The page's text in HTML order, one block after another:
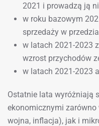
2021 i prowadzą ją
w roku bazowym
sprzedaży w
w latach 2021-2023
wzrost przychodów
w latach 2021-2023
Ostatnie lata wyróżniają
ekonomicznymi
wojna, inflacja), jak i